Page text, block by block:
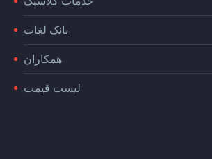
بانک لغات
همکاران
لیست قیمت